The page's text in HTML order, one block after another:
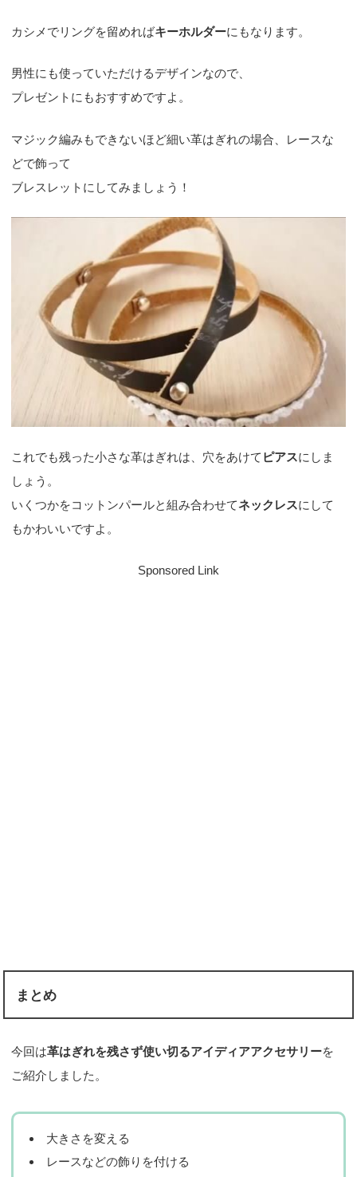
カシメでリングを留めればキーホルダーにもなります。
男性にも使っていただけるデザインなので、
プレゼントにもおすすめですよ。
マジック編みもできないほど細い革はぎれの場合、レースな
どで飾って
ブレスレットにしてみましょう！
これでも残った小さな革はぎれは、穴をあけて ピアスにしま
しょう。
いくつかをコットンパールと組み合わせてネックレスにして
もかわいいですよ。
Sponsored Link
まとめ
今回は革はぎれを残さず使い切るアイディアアクセサリーを
ご紹介しました。
大きさを変える
レースなどの飾りを付ける